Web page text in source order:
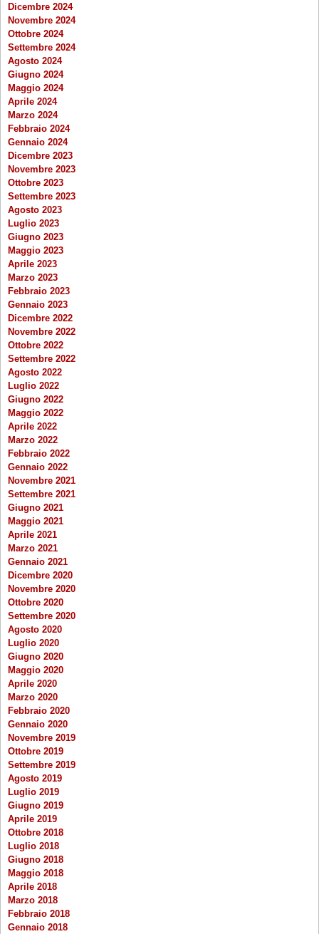
Dicembre 2024
Novembre 2024
Ottobre 2024
Settembre 2024
Agosto 2024
Giugno 2024
Maggio 2024
Aprile 2024
Marzo 2024
Febbraio 2024
Gennaio 2024
Dicembre 2023
Novembre 2023
Ottobre 2023
Settembre 2023
Agosto 2023
Luglio 2023
Giugno 2023
Maggio 2023
Aprile 2023
Marzo 2023
Febbraio 2023
Gennaio 2023
Dicembre 2022
Novembre 2022
Ottobre 2022
Settembre 2022
Agosto 2022
Luglio 2022
Giugno 2022
Maggio 2022
Aprile 2022
Marzo 2022
Febbraio 2022
Gennaio 2022
Novembre 2021
Settembre 2021
Giugno 2021
Maggio 2021
Aprile 2021
Marzo 2021
Gennaio 2021
Dicembre 2020
Novembre 2020
Ottobre 2020
Settembre 2020
Agosto 2020
Luglio 2020
Giugno 2020
Maggio 2020
Aprile 2020
Marzo 2020
Febbraio 2020
Gennaio 2020
Novembre 2019
Ottobre 2019
Settembre 2019
Agosto 2019
Luglio 2019
Giugno 2019
Aprile 2019
Ottobre 2018
Luglio 2018
Giugno 2018
Maggio 2018
Aprile 2018
Marzo 2018
Febbraio 2018
Gennaio 2018